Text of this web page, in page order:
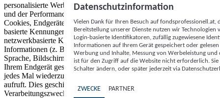
personalisierte Werbung und Inhalte, Messung von Werbeleistung
und der Performance von Inhalten sowie Zielgruppenforschung.
Cookies, Endgeräte- oder ähnliche Online-Kennungen (z. B. login-
basierte Kennungen, zufällig generierte Kennungen,
netzwerkbasierte Kennungen) können zusammen mit anderen
Informationen (z. B. Browsertyp und Browserinformationen,
Sprache, Bildschirmgröße, unterstützte Technologien usw.) auf
Ihrem Endgerät gespeichert oder von dort ausgelesen werden, um es
jedes Mal wiederzuerkennen, wenn es eine App oder einer Webseite
aufruft. Dies geschieht für einen oder mehrere der hier aufgeführten
Verarbeitungszwecke.
Datenschutzinformation
Vielen Dank für Ihren Besuch auf
Bereitstellung unserer Dienste nutzen wir Technologien
Login-basierte Identifikatoren, zufällig zugewiesene
Informationen auf Ihrem Gerät gespeichert oder
Werbung und Inhalte, Messung von Werbeleistung
ist für den Zugriff auf die Website nicht erforderlich.
Schalter ändern, oder später jederzeit via
ZWECKE PARTNER